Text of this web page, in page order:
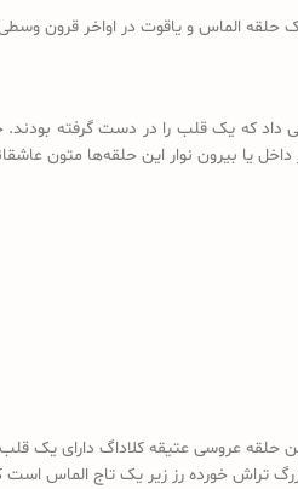
حلقه الماس و یاقوت در اواخر قرون
نشان می داد که یک قلب را در دست
حلقه عروسی عتیقه کلاداگ دارای یک
تراش خورده رز زیر یک تاج الماس است